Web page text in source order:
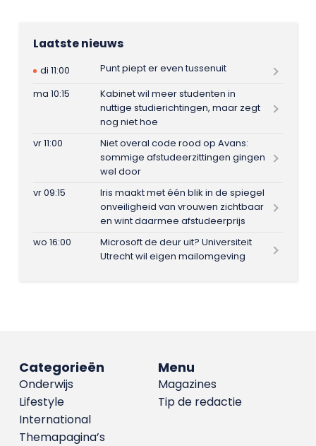
Laatste nieuws
di 11:00
Punt piept er even tussenuit
ma 10:15
Kabinet wil meer studenten in
nuttige studierichtingen, maar zegt
nog niet hoe
vr 11:00
Niet overal code rood op Avans:
sommige afstudeerzittingen gingen
wel door
vr 09:15
Iris maakt met één blik in de spiegel
onveiligheid van vrouwen zichtbaar
en wint daarmee afstudeerprijs
wo 16:00
Microsoft de deur uit? Universiteit
Utrecht wil eigen mailomgeving
Menu
Magazines
Tip de redactie
Categorieën
Onderwijs
Lifestyle
International
Themapagina’s